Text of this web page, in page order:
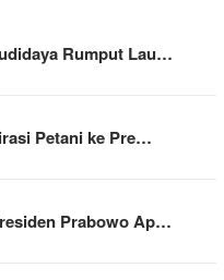
Rumput Lau…
Petani ke Pre…
Prabowo Ap…